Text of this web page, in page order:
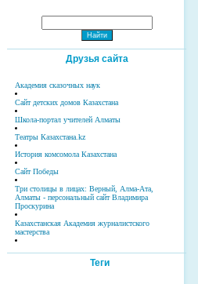
Друзья сайта
Академия сказочных наук
Сайт детских домов Казахстана
Школа-портал учителей Алматы
Театры Казахстана.kz
История комсомола Казахстана
Сайт Победы
Три столицы в лицах: Верный, Алма-Ата,
Алматы - персональный сайт Владимира
Проскурина
Казахстанская Академия журналистского
мастерства
Теги